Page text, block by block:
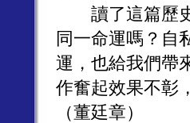
讀了這篇歷史
同一命運嗎？自
運，也給我們帶
作奮起效果不彰
（董廷章）